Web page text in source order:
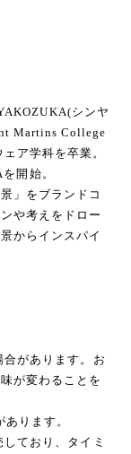
シンヤ
Martins College
ア学科を卒業。
開始。
」をブランドコ
や考えをドロー
からインスパイ
合があります。お
が変わることを
ります。
ており、タイミ